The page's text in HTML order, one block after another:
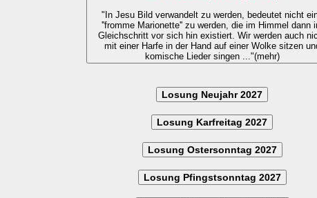
"In Jesu Bild verwandelt zu werden, bedeutet nicht
''fromme Marionette'' zu werden, die im Himmel dann
Gleichschritt vor sich hin existiert. Wir werden auch nicht
mit einer Harfe in der Hand auf einer Wolke sitzen
komische Lieder singen ..."(mehr)
Losung Neujahr 2027
Losung Karfreitag 2027
Losung Ostersonntag 2027
Losung Pfingstsonntag 2027